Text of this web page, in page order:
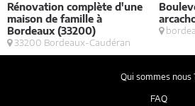
Rénovation complète d'une
maison de famille à
Bordeaux (33200)
33200 Bordeaux-Caudéran
Qui sommes nous
FAQ